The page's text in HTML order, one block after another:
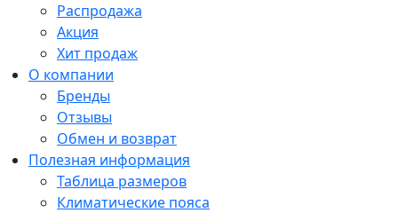
Распродажа
Акция
Хит продаж
О компании
Бренды
Отзывы
Обмен и возврат
Полезная информация
Таблица размеров
Климатические пояса